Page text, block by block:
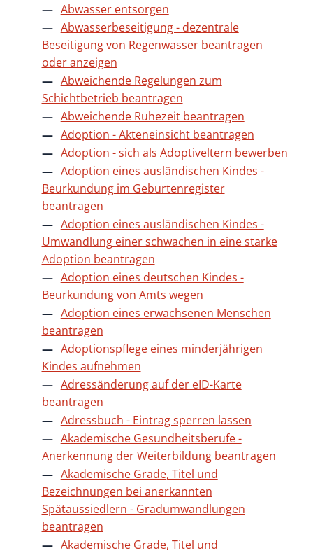
Abwasser entsorgen
Abwasserbeseitigung - dezentrale
Beseitigung von Regenwasser beantragen
oder anzeigen
Abweichende Regelungen zum
Schichtbetrieb beantragen
Abweichende Ruhezeit beantragen
Adoption - Akteneinsicht beantragen
Adoption - sich als Adoptiveltern bewerben
Adoption eines ausländischen Kindes -
Beurkundung im Geburtenregister
beantragen
Adoption eines ausländischen Kindes -
Umwandlung einer schwachen in eine starke
Adoption beantragen
Adoption eines deutschen Kindes -
Beurkundung von Amts wegen
Adoption eines erwachsenen Menschen
beantragen
Adoptionspflege eines minderjährigen
Kindes aufnehmen
Adressänderung auf der eID-Karte
beantragen
Adressbuch - Eintrag sperren lassen
Akademische Gesundheitsberufe -
Anerkennung der Weiterbildung beantragen
Akademische Grade, Titel und
Bezeichnungen bei anerkannten
Spätaussiedlern - Gradumwandlungen
beantragen
Akademische Grade, Titel und